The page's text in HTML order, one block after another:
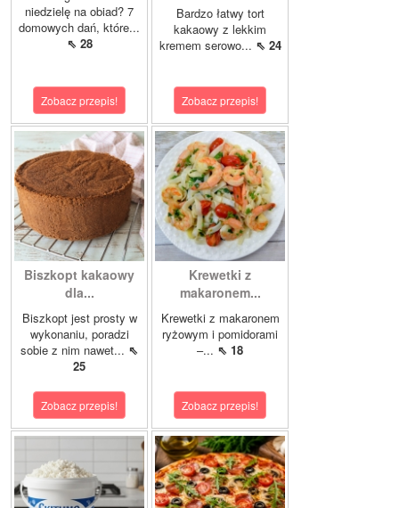
niedzielę na obiad? 7
domowych dań, które...
⇖ 28
Zobacz przepis!
Bardzo łatwy tort
kakaowy z lekkim
kremem serowo... ⇖ 24
Zobacz przepis!
Biszkopt kakaowy
dla...
Biszkopt jest prosty w
wykonaniu, poradzi
sobie z nim nawet... ⇖
25
Zobacz przepis!
Krewetki z
makaronem...
Krewetki z makaronem
ryżowym i pomidorami
–... ⇖ 18
Zobacz przepis!